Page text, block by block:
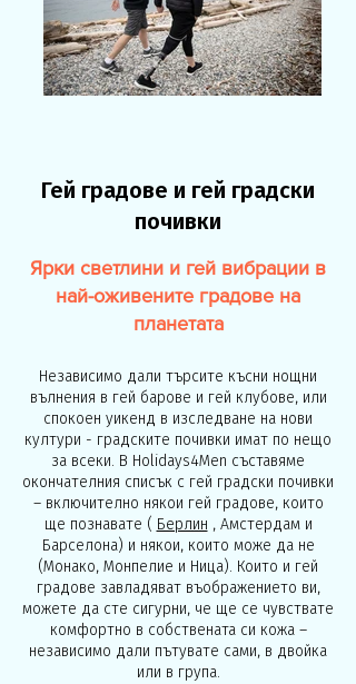
Гей градове и гей градски
почивки
Ярки светлини и гей вибрации в
най-оживените градове на
планетата
Независимо дали търсите късни нощни
вълнения в гей барове и гей клубове, или
спокоен уикенд в изследване на нови
култури - градските почивки имат по нещо
за всеки. В Holidays4Men съставяме
окончателния списък с гей градски почивки
– включително някои гей градове, които
ще познавате ( Берлин , Амстердам и
Барселона) и някои, които може да не
(Монако, Монпелие и Ница). Които и гей
градове завладяват въображението ви,
можете да сте сигурни, че ще се чувствате
комфортно в собствената си кожа –
независимо дали пътувате сами, в двойка
или в група.